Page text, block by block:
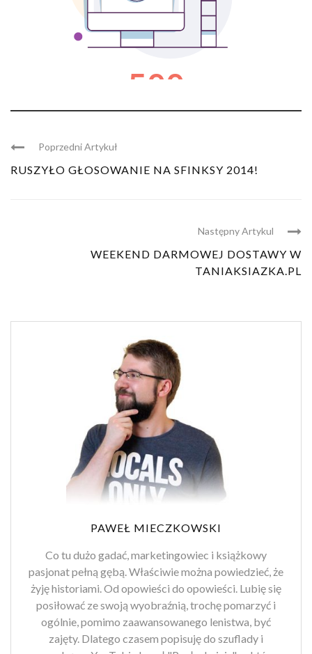
Poprzedni Artykuł
RUSZYŁO GŁOSOWANIE NA SFINKSY 2014!
Następny Artykul
WEEKEND DARMOWEJ DOSTAWY W
TANIAKSIAZKA.PL
PAWEŁ MIECZKOWSKI
Co tu dużo gadać, marketingowiec i książkowy
pasjonat pełną gębą. Właściwie można powiedzieć, że
żyję historiami. Od opowieści do opowieści. Lubię się
posiłować ze swoją wyobraźnią, trochę pomarzyć i
ogólnie, pomimo zaawansowanego lenistwa, być
zajęty. Dlatego czasem popisuję do szuflady i